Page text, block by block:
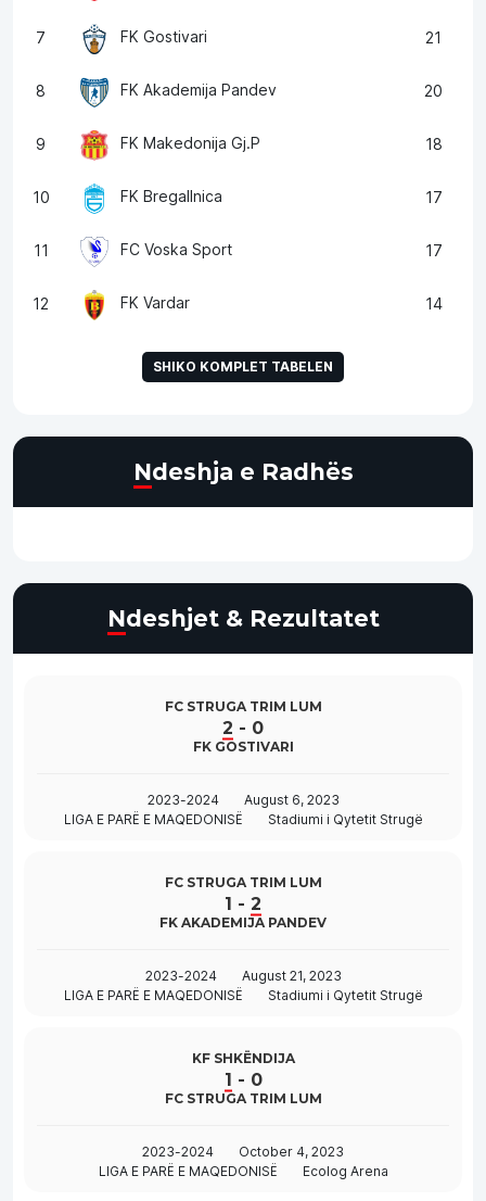
7 FK Gostivari 21
8 FK Akademija Pandev 20
9 FK Makedonija Gj.P 18
10 FK Bregallnica 17
11 FC Voska Sport 17
12 FK Vardar 14
SHIKO KOMPLET TABELEN
Ndeshja e Radhës
Ndeshjet & Rezultatet
FC STRUGA TRIM LUM
2 - 0
FK GOSTIVARI
2023-2024
August 6, 2023
LIGA E PARË E MAQEDONISË
Stadiumi i Qytetit Strugë
FC STRUGA TRIM LUM
1 - 2
FK AKADEMIJA PANDEV
2023-2024
August 21, 2023
LIGA E PARË E MAQEDONISË
Stadiumi i Qytetit Strugë
KF SHKËNDIJA
1 - 0
FC STRUGA TRIM LUM
2023-2024
October 4, 2023
LIGA E PARË E MAQEDONISË
Ecolog Arena